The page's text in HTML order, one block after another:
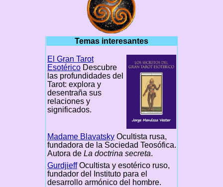
Temas interesantes
El Gran Tarot
EsotéricoDescubre
las profundidades del
Tarot: explora y
desentraña sus
relaciones y
significados.
Madame BlavatskyOcultista rusa,
fundadora de la Sociedad Teosófica.
Autora de La doctrina secreta.
GurdjieffOcultista y esotérico ruso,
fundador del Instituto para el
desarrollo armónico del hombre.